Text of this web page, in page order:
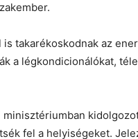
takarékoskodnak az
a légkondicionálókat,
minisztériumban
fel a helyiségeket.